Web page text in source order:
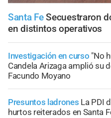
Santa Fe Secuestraron
en distintos operativos
Investigación en curso "No
Candela Arizaga amplió su
Facundo Moyano
Presuntos ladrones La PDI
hurtos reiterados en Santa